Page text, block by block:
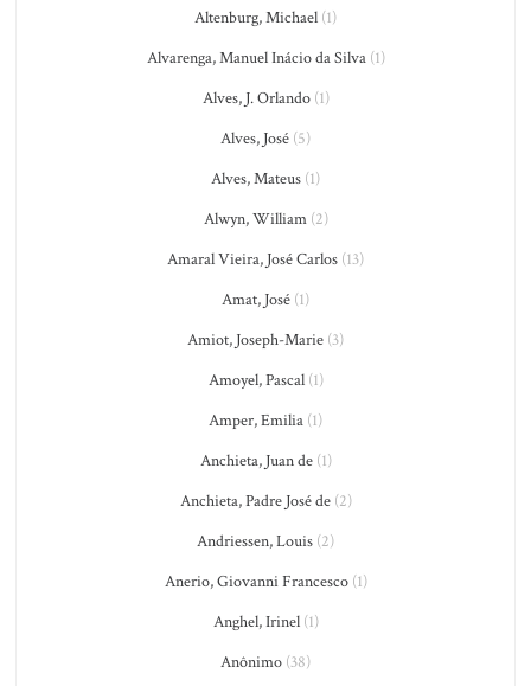
Altenburg, Michael (1)
Alvarenga, Manuel Inácio da Silva(1)
Alves, J. Orlando(1)
Alves, José (5)
Alves, Mateus (1)
Alwyn, William(2)
Amaral Vieira, José Carlos (13)
Amat, José (1)
Amiot, Joseph-Marie (3)
Amoyel, Pascal(1)
Amper, Emilia (1)
Anchieta, Juan de(1)
Anchieta, Padre José de(2)
Andriessen, Louis (2)
Anerio, Giovanni Francesco(1)
Anghel, Irinel(1)
Anônimo (38)